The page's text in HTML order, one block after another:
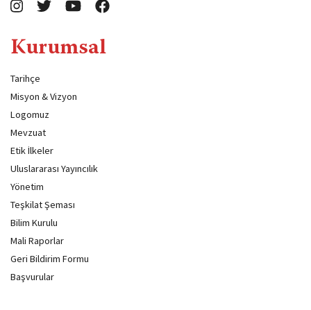
Kurumsal
Tarihçe
Misyon & Vizyon
Logomuz
Mevzuat
Etik İlkeler
Uluslararası Yayıncılık
Yönetim
Teşkilat Şeması
Bilim Kurulu
Mali Raporlar
Geri Bildirim Formu
Başvurular